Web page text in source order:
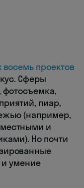
проектов
Сферы
фотосъемка,
пиар,
(например,
и
Но почти
умение